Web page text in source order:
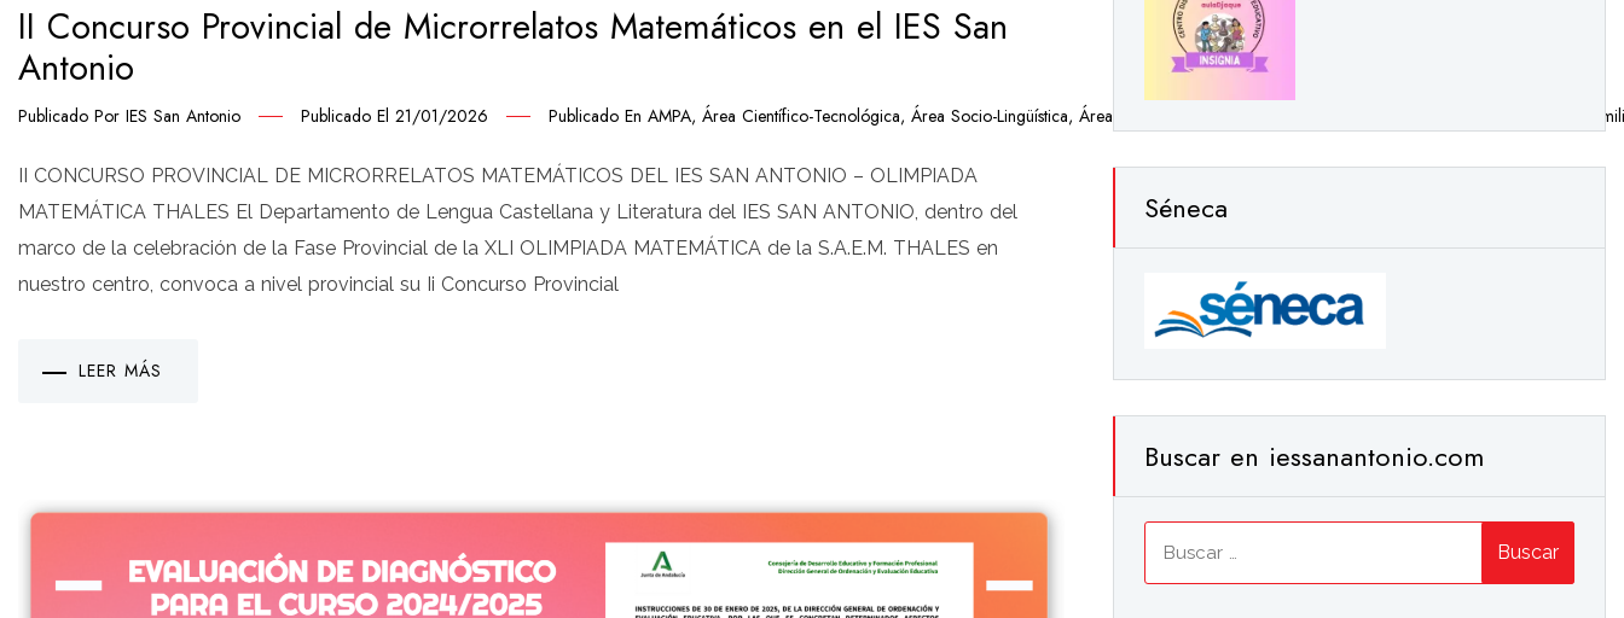
II Concurso Provincial de Microrrelatos Matemáticos en el IES San
Antonio
Publicado Por IES San Antonio Publicado El 21/01/2026 Publicado En AMPA, Área Científico-Tecnológica, Área Socio-Lingüística, Áreas
II CONCURSO PROVINCIAL DE MICRORRELATOS MATEMÁTICOS DEL IES SAN ANTONIO – OLIMPIADA
MATEMÁTICA THALES El Departamento de Lengua Castellana y Literatura del IES SAN ANTONIO, dentro del
marco de la celebración de la Fase Provincial de la XLI OLIMPIADA MATEMÁTICA de la S.A.E.M. THALES en
nuestro centro, convoca a nivel provincial su Ii Concurso Provincial
LEER MÁS
Séneca
Buscar en iessanantonio.com